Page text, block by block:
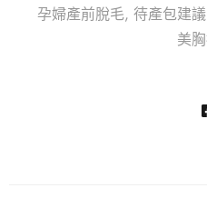
孕婦產前脫毛 待產包建議
美